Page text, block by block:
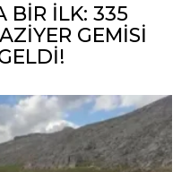
BİR İLK: 335
GEMİSİ